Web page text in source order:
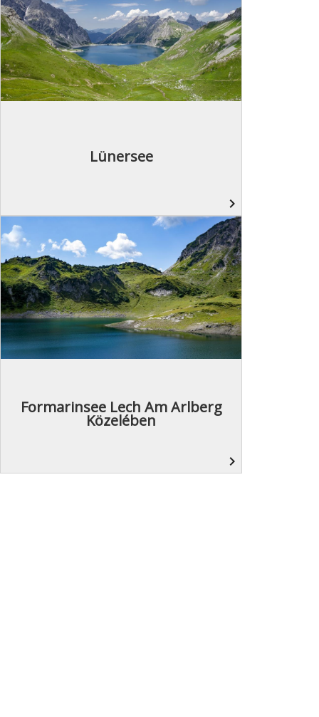
Lünersee
navigate_next
Formarinsee Lech Am Arlberg
Közelében
navigate_next